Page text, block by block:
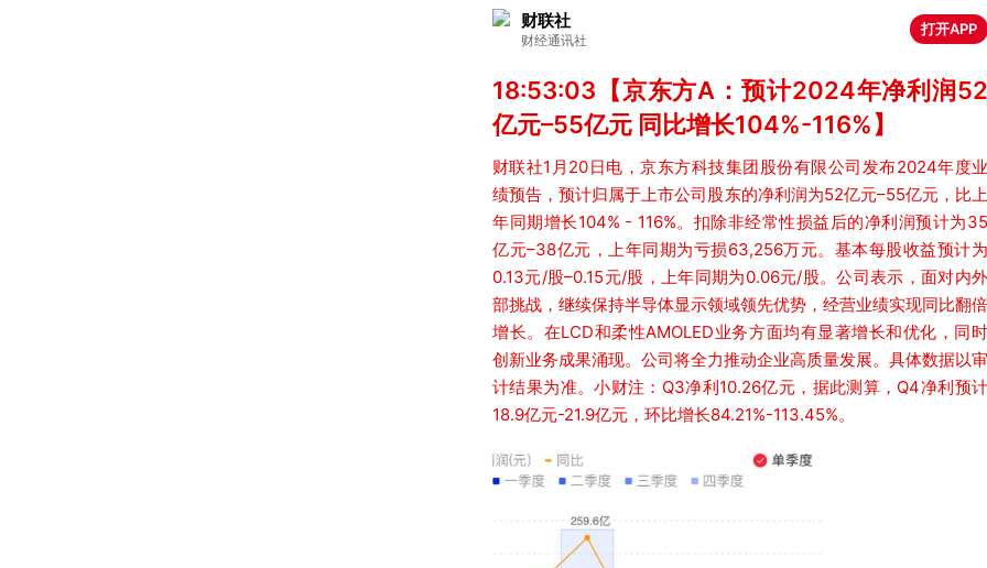
财联社
财经通讯社
打开APP
18:53:03【京东方A：预计2024年净利润52
亿元–55亿元 同比增长104%-116%】
财联社1月20日电，京东方科技集团股份有限公司发布2024年度业
绩预告，预计归属于上市公司股东的净利润为52亿元–55亿元，比上
年同期增长104% - 116%。扣除非经常性损益后的净利润预计为35
亿元–38亿元，上年同期为亏损63,256万元。基本每股收益预计为
0.13元/股–0.15元/股，上年同期为0.06元/股。公司表示，面对内外
部挑战，继续保持半导体显示领域领先优势，经营业绩实现同比翻倍
增长。在LCD和柔性AMOLED业务方面均有显著增长和优化，同时
创新业务成果涌现。公司将全力推动企业高质量发展。具体数据以审
计结果为准。小财注：Q3净利10.26亿元，据此测算，Q4净利预计
18.9亿元-21.9亿元，环比增长84.21%-113.45%。